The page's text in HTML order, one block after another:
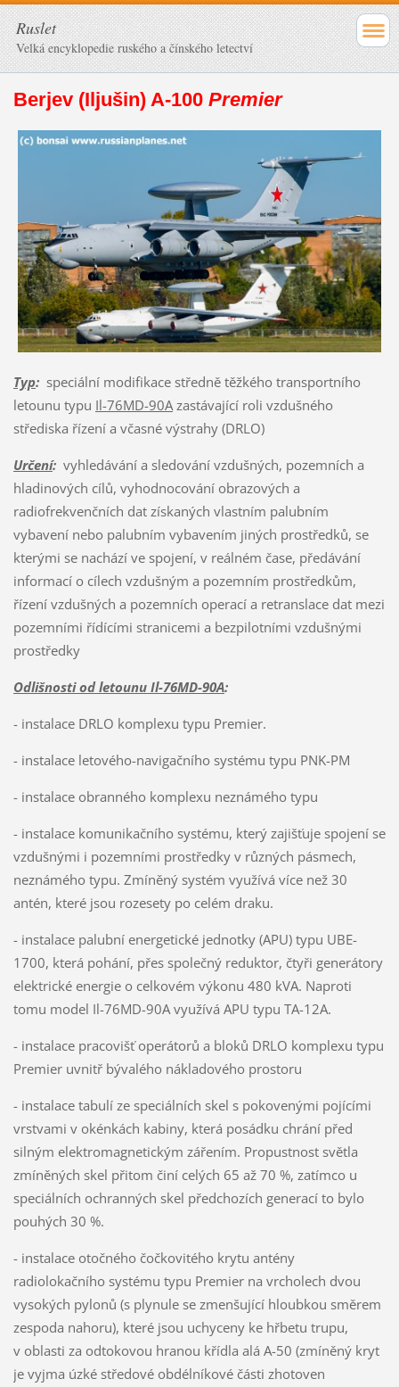
Ruslet
Velká encyklopedie ruského a čínského letectví
Berjev (Iljušin) A-100 Premier
Typ:speciální modifikace středně těžkého transportního
letounu typu Il-76MD-90Azastávající roli vzdušného
střediska řízení a včasné výstrahy (DRLO)
Určení:vyhledávání a sledování vzdušných, pozemních a
hladinových cílů, vyhodnocování obrazových a
radiofrekvenčních dat získaných vlastním palubním
vybavení nebo palubním vybavením jiných prostředků, se
kterými se nachází ve spojení, v reálném čase, předávání
informací o cílech vzdušným a pozemním prostředkům,
řízení vzdušných a pozemních operací a retranslace dat mezi
pozemními řídícími stranicemi a bezpilotními vzdušnými
prostředky
Odlišnosti od letounu Il-76MD-90A:
- instalace DRLO komplexu typu Premier.
- instalace letového-navigačního systému typu PNK-PM
- instalace obranného komplexu neznámého typu
- instalace komunikačního systému, který zajišťuje spojení se
vzdušnými i pozemními prostředky v různých pásmech,
neznámého typu. Zmíněný systém využívá více než 30
antén, které jsou rozesety po celém draku.
- instalace palubní energetické jednotky (APU) typu UBE-
1700, která pohání, přes společný reduktor, čtyři generátory
elektrické energie o celkovém výkonu 480 kVA. Naproti
tomu model Il-76MD-90A využívá APU typu TA-12A.
- instalace pracovišť operátorů a bloků DRLO komplexu typu
Premier uvnitř bývalého nákladového prostoru
- instalace tabulí ze speciálních skel s pokovenými pojícími
vrstvami v okénkách kabiny, která posádku chrání před
silným elektromagnetickým zářením. Propustnost světla
zmíněných skel přitom činí celých 65 až 70 %, zatímco u
speciálních ochranných skel předchozích generací to bylo
pouhých 30 %.
- instalace otočného čočkovitého krytu antény
radiolokačního systému typu Premier na vrcholech dvou
vysokých pylonů (s plynule se zmenšující hloubkou směrem
zespoda nahoru), které jsou uchyceny ke hřbetu trupu,
v oblasti za odtokovou hranou křídla alá A-50 (zmíněný kryt
je vyjma úzké středové obdélníkové části zhotoven